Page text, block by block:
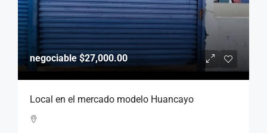
negociable$27,000.00
Local en el mercado modelo Huancayo